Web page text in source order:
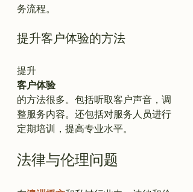
提升客户体验的方法
提升
客户体验
的方法很多。包括听取客户声音，调
整服务内容。还包括对服务人员进行
法律与伦理问题